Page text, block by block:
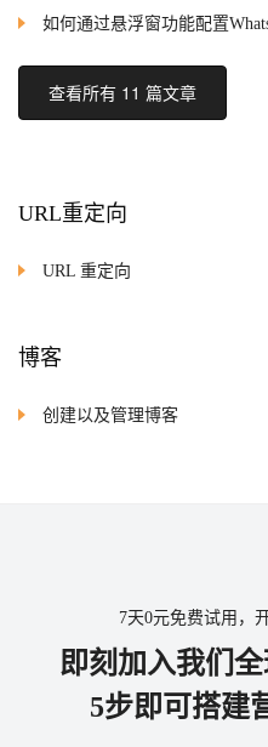
如何通过悬浮窗功能配置
查看所有 11 篇文章
URL重定向
URL 重定向
博客
创建以及管理博客
7天0元免费试用，
即刻加入我们
5步即可搭建